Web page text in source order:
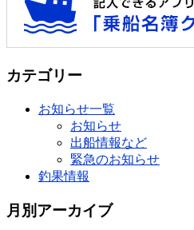
カテゴリー
お知らせ一覧
お知らせ
出船情報など
緊急のお知らせ
釣果情報
月別アーカイブ